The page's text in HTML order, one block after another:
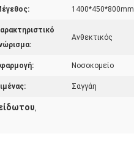
1400*450*800mm
Ανθεκτικός
Νοσοκομείο
Σαγγάη
,